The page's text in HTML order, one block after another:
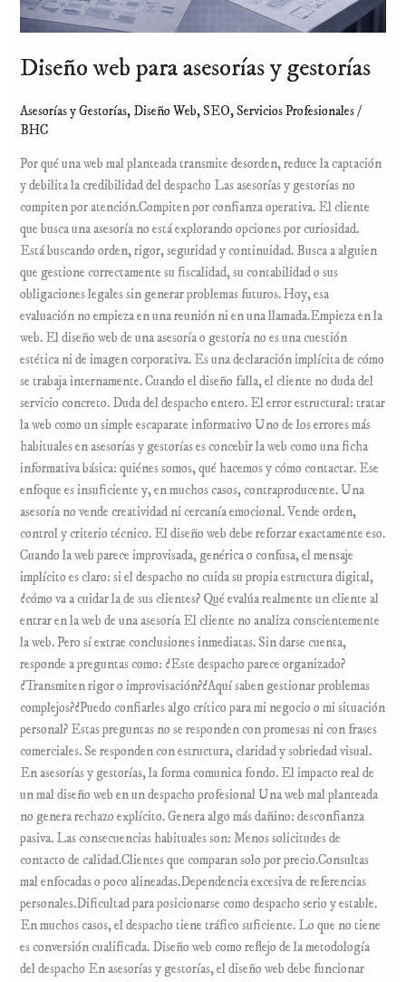
Diseño web para asesorías y gestorías
Asesorías y Gestorías, Diseño Web,SEO,Servicios Profesionales/
BHC
Por qué una web mal planteada transmite desorden, reduce la captación
y debilita la credibilidad del despacho Las asesorías y gestorías no
compiten por atención.Compiten por confianza operativa. El cliente
que busca una asesoría no está explorando opciones por curiosidad.
Está buscando orden, rigor, seguridad y continuidad. Busca a alguien
que gestione correctamente su fiscalidad, su contabilidad o sus
obligaciones legales sin generar problemas futuros. Hoy, esa
evaluación no empieza en una reunión ni en una llamada.Empieza en la
web. El diseño web de una asesoría o gestoría no es una cuestión
estética ni de imagen corporativa. Es una declaración implícita de cómo
se trabaja internamente. Cuando el diseño falla, el cliente no duda del
servicio concreto. Duda del despacho entero. El error estructural: tratar
la web como un simple escaparate informativo Uno de los errores más
habituales en asesorías y gestorías es concebir la web como una ficha
informativa básica: quiénes somos, qué hacemos y cómo contactar. Ese
enfoque es insuficiente y, en muchos casos, contraproducente. Una
asesoría no vende creatividad ni cercanía emocional. Vende orden,
control y criterio técnico. El diseño web debe reforzar exactamente eso.
Cuando la web parece improvisada, genérica o confusa, el mensaje
implícito es claro: si el despacho no cuida su propia estructura digital,
¿cómo va a cuidar la de sus clientes? Qué evalúa realmente un cliente al
entrar en la web de una asesoría El cliente no analiza conscientemente
la web. Pero sí extrae conclusiones inmediatas. Sin darse cuenta,
responde a preguntas como: ¿Este despacho parece organizado?
¿Transmiten rigor o improvisación?¿Aquí saben gestionar problemas
complejos?¿Puedo confiarles algo crítico para mi negocio o mi situación
personal? Estas preguntas no se responden con promesas ni con frases
comerciales. Se responden con estructura, claridad y sobriedad visual.
En asesorías y gestorías, la forma comunica fondo. El impacto real de
un mal diseño web en un despacho profesional Una web mal planteada
no genera rechazo explícito. Genera algo más dañino: desconfianza
pasiva. Las consecuencias habituales son: Menos solicitudes de
contacto de calidad.Clientes que comparan solo por precio.Consultas
mal enfocadas o poco alineadas.Dependencia excesiva de referencias
personales.Dificultad para posicionarse como despacho serio y estable.
En muchos casos, el despacho tiene tráfico suficiente. Lo que no tiene
es conversión cualificada. Diseño web como reflejo de la metodología
del despacho En asesorías y gestorías, el diseño web debe funcionar